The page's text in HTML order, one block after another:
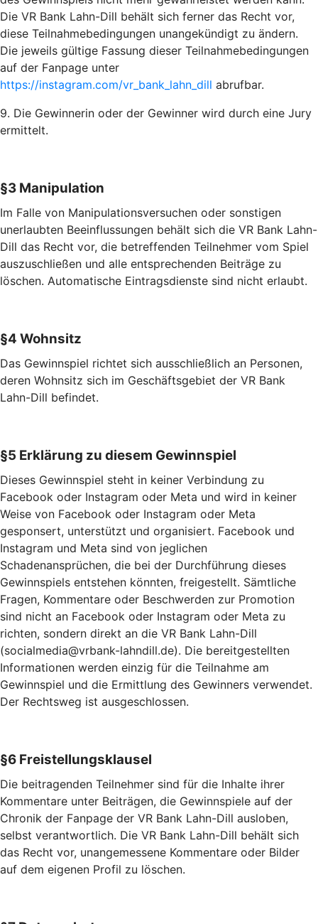
Die VR Bank Lahn-Dill behält sich ferner das Recht vor,
diese Teilnahmebedingungen unangekündigt zu ändern.
Die jeweils gültige Fassung dieser Teilnahmebedingungen
auf der Fanpage unter
https://instagram.com/vr_bank_lahn_dill abrufbar.
9. Die Gewinnerin oder der Gewinner wird durch eine Jury
ermittelt.
§3 Manipulation
Im Falle von Manipulationsversuchen oder sonstigen
unerlaubten Beeinflussungen behält sich die VR Bank Lahn-
Dill das Recht vor, die betreffenden Teilnehmer vom Spiel
auszuschließen und alle entsprechenden Beiträge zu
löschen. Automatische Eintragsdienste sind nicht erlaubt.
§4 Wohnsitz
Das Gewinnspiel richtet sich ausschließlich an Personen,
deren Wohnsitz sich im Geschäftsgebiet der VR Bank
Lahn-Dill befindet.
§5 Erklärung zu diesem Gewinnspiel
Dieses Gewinnspiel steht in keiner Verbindung zu
Facebook oder Instagram oder Meta und wird in keiner
Weise von Facebook oder Instagram oder Meta
gesponsert, unterstützt und organisiert. Facebook und
Instagram und Meta sind von jeglichen
Schadenansprüchen, die bei der Durchführung dieses
Gewinnspiels entstehen könnten, freigestellt. Sämtliche
Fragen, Kommentare oder Beschwerden zur Promotion
sind nicht an Facebook oder Instagram oder Meta zu
richten, sondern direkt an die VR Bank Lahn-Dill
(socialmedia@vrbank-lahndill.de). Die bereitgestellten
Informationen werden einzig für die Teilnahme am
Gewinnspiel und die Ermittlung des Gewinners verwendet.
Der Rechtsweg ist ausgeschlossen.
§6 Freistellungsklausel
Die beitragenden Teilnehmer sind für die Inhalte ihrer
Kommentare unter Beiträgen, die Gewinnspiele auf der
Chronik der Fanpage der VR Bank Lahn-Dill ausloben,
selbst verantwortlich. Die VR Bank Lahn-Dill behält sich
das Recht vor, unangemessene Kommentare oder Bilder
auf dem eigenen Profil zu löschen.